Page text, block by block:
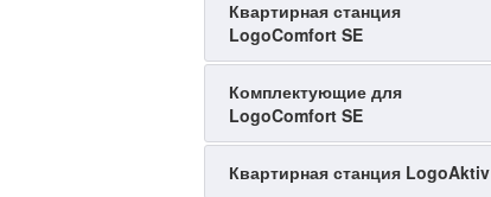
Квартирная станция
LogoComfort SE
Комплектующие для
LogoComfort SE
Квартирная станция LogoAktiv